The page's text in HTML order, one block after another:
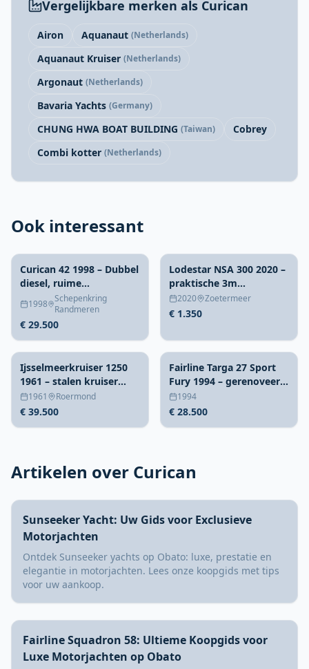
Vergelijkbare merken als Curican
Airon Aquanaut (Netherlands)
Aquanaut Kruiser (Netherlands)
Argonaut (Netherlands)
Bavaria Yachts (Germany)
CHUNG HWA BOAT BUILDING (Taiwan)
Cobrey
Combi kotter (Netherlands)
Ook interessant
Curican 42 1998 – Dubbel
diesel, ruime
accommodatie
1998
Schepenkring
Randmeren
€ 29.500
Lodestar NSA 300 2020 –
praktische 3m
rubberboot met
toebehoren
2020 Zoetermeer
€ 1.350
Ijsselmeerkruiser 1250
1961 – stalen kruiser
12,5m met vleugelkiel
1961 Roermond
€ 39.500
Fairline Targa 27 Sport
Fury 1994 – gerenoveerd
in 2021
1994
€ 28.500
Artikelen over Curican
Sunseeker Yacht: Uw Gids voor Exclusieve
Motorjachten
Ontdek Sunseeker yachts op Obato: luxe, prestatie en
elegantie in motorjachten. Lees onze koopgids met tips
voor uw aankoop.
Fairline Squadron 58: Ultieme Koopgids voor
Luxe Motorjachten op Obato